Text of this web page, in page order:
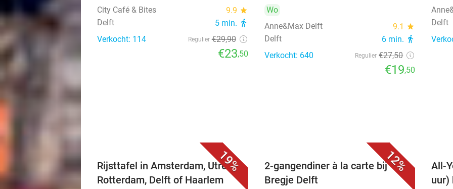
City Café & Bites
9.9 star
Delft 5 min. directions_walk
Verkocht: 114 Regulier €29,90
€23,50
Wo
Anne&Max Delft
9.1 star
Delft 6 min. directions_walk
Verkocht: 640 Regulier €27,50
€19,50
Delft
19%
Rijsttafel in Amsterdam, Utrecht,
Rotterdam, Delft of Haarlem
12%
2-gangendiner à la carte bij
Bregje Delft
All-
uur)